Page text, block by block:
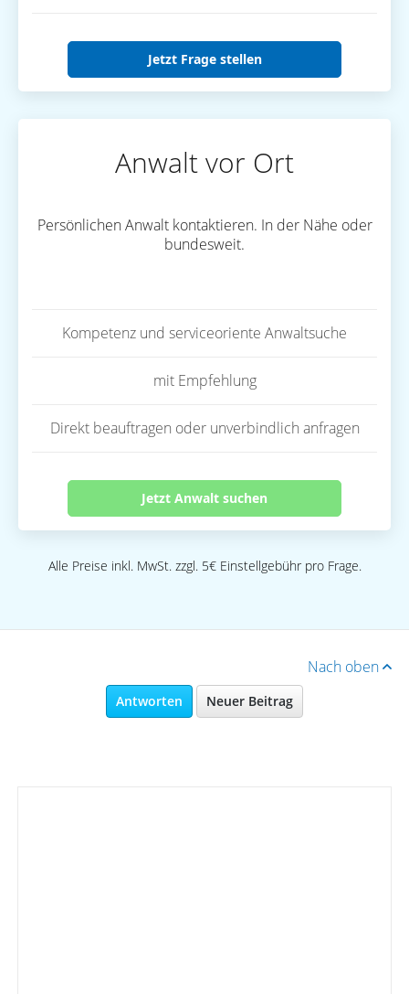
Jetzt Frage stellen
Anwalt vor Ort
Persönlichen Anwalt kontaktieren. In der Nähe oder
bundesweit.
Kompetenz und serviceoriente Anwaltsuche
mit Empfehlung
Direkt beauftragen oder unverbindlich anfragen
Jetzt Anwalt suchen
Alle Preise inkl. MwSt. zzgl. 5€ Einstellgebühr pro Frage.
Nach oben
Antworten Neuer Beitrag